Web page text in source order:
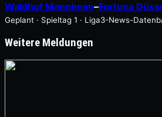
Waldhof Mannheim–Fortuna
Geplant · Spieltag 1 · Liga3-News-
Weitere Meldungen